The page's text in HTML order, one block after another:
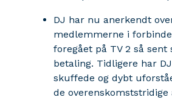
DJ har nu anerkendt
medlemmerne i
foregået på TV 2 så
betaling. Tidligere har
skuffede og dybt
de